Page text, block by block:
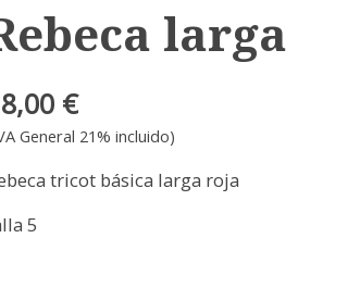
larga
€
General 21% incluido)
tricot básica larga roja
5